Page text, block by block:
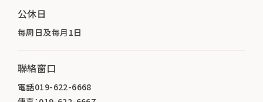
公休日
每周日及每月1日
聯絡窗口
電話019-622-6668